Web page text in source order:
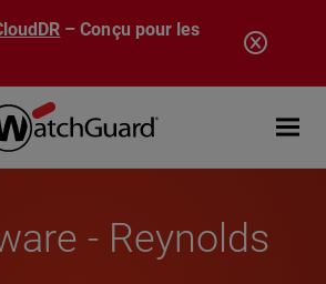
– Conçu pour les
Open
- Reynolds